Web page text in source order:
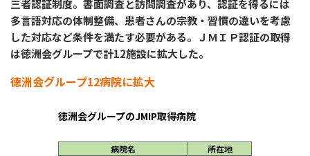
三者認証制度。書面調査と訪問調査があり、認証を得るには
多言語対応の体制整備、患者さんの宗教・習慣の違いを考慮
した対応など条件を満たす必要がある。ＪＭＩＰ認証の取得
は徳洲会グループで計12施設に拡大した。
徳洲会グループ12病院に拡大
徳洲会グループのJMIP取得病院
病院名
所在地